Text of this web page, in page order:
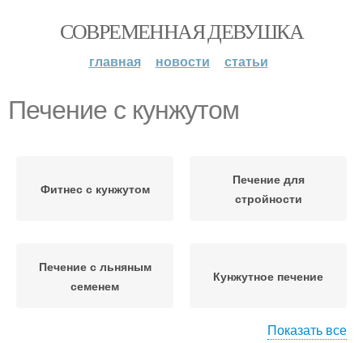
СОВРЕМЕННАЯ ДЕВУШКА
главная новости статьи
Печение с кунжутом
Фитнес с кунжутом
Печение для
стройности
Печение с льняным
семенем
Кунжутное печение
Показать все